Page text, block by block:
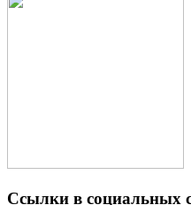
Ссылки в социальных